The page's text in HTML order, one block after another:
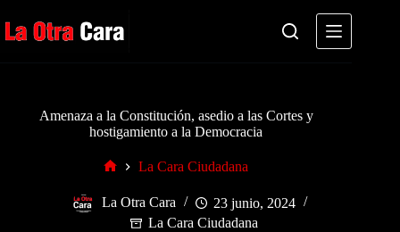
al
contenido
Amenaza a la Constitución, asedio a las Cortes y
hostigamiento a la Democracia
La Cara Ciudadana
La Otra Cara
23 junio, 2024
La Cara Ciudadana